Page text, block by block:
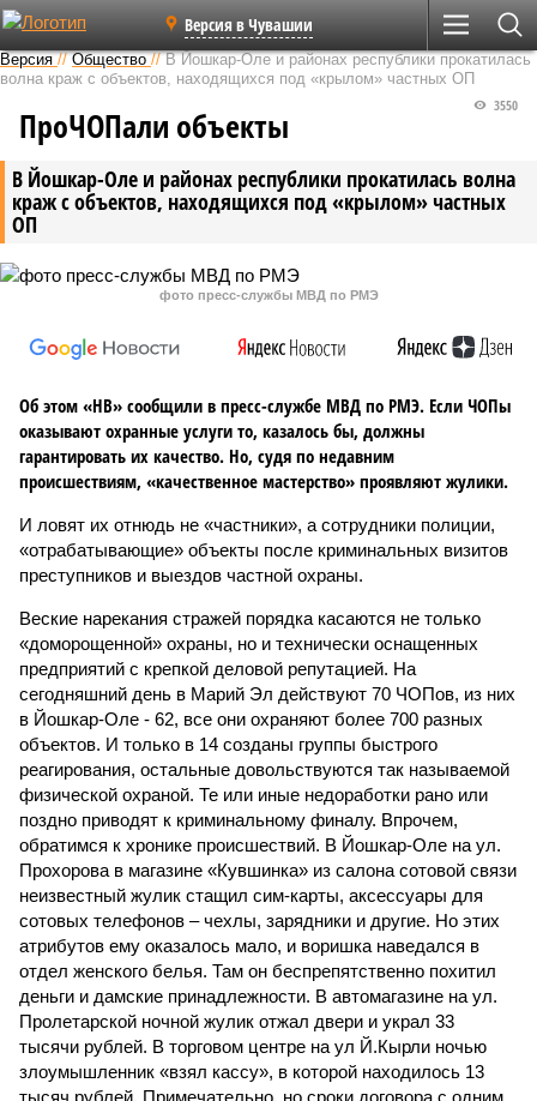
Версия в Чувашии
Версия //Общество //В Йошкар-Оле и районах республики прокатилась
волна краж с объектов, находящихся под «крылом» частных ОП
В Йошкар-Оле и районах республики прокатилась волна
краж с объектов, находящихся под «крылом» частных
ОП
3550
ПроЧОПали объекты
фото пресс-службы МВД по РМЭ
Об этом «НВ» сообщили в пресс-службе МВД по РМЭ. Если ЧОПы
оказывают охранные услуги то, казалось бы, должны
гарантировать их качество. Но, судя по недавним
происшествиям, «качественное мастерство» проявляют жулики.
И ловят их отнюдь не «частники», а сотрудники полиции,
«отрабатывающие» объекты после криминальных визитов
преступников и выездов частной охраны.
Веские нарекания стражей порядка касаются не только
«доморощенной» охраны, но и технически оснащенных
предприятий с крепкой деловой репутацией. На
сегодняшний день в Марий Эл действуют 70 ЧОПов, из них
в Йошкар-Оле - 62, все они охраняют более 700 разных
объектов. И только в 14 созданы группы быстрого
реагирования, остальные довольствуются так называемой
физической охраной. Те или иные недоработки рано или
поздно приводят к криминальному финалу. Впрочем,
обратимся к хронике происшествий. В Йошкар-Оле на ул.
Прохорова в магазине «Кувшинка» из салона сотовой связи
неизвестный жулик стащил сим-карты, аксессуары для
сотовых телефонов – чехлы, зарядники и другие. Но этих
атрибутов ему оказалось мало, и воришка наведался в
отдел женского белья. Там он беспрепятственно похитил
деньги и дамские принадлежности. В автомагазине на ул.
Пролетарской ночной жулик отжал двери и украл 33
тысячи рублей. В торговом центре на ул Й.Кырли ночью
злоумышленник «взял кассу», в которой находилось 13
тысяч рублей. Примечательно, но сроки договора с одним